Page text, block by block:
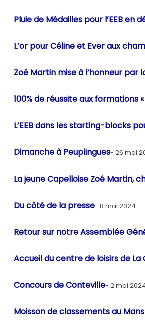
Pluie de Médailles pour l’EEB en
L’or pour Céline et Ever aux
Zoé Martin mise à l’honneur par
100% de réussite aux formations «
L’EEB dans les starting-blocks
Dimanche à Peuplingues 26 mai
La jeune Capelloise Zoé Martin,
Du côté de la presse 8 mai 2024
Retour sur notre Assemblée
Accueil du centre de loisirs de La
Concours de Conteville 2 mai
Moisson de classements au